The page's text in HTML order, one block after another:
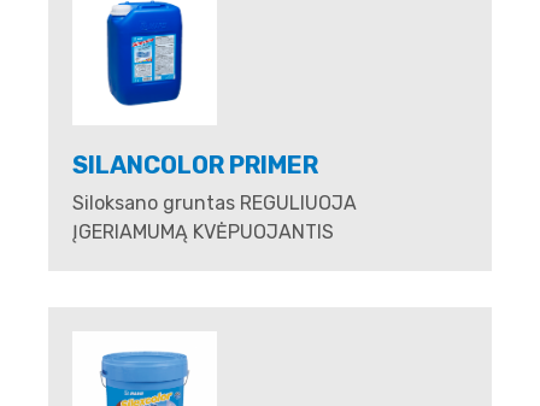
SILANCOLOR PRIMER
Siloksano gruntas REGULIUOJA
ĮGERIAMUMĄ KVĖPUOJANTIS